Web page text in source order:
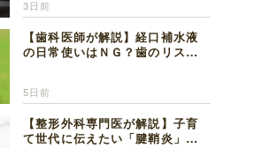
3日前
【歯科医師が解説】経口補水液
の日常使いはＮＧ？歯のリスク
5日前
【整形外科専門医が解説】子育
て世代に伝えたい「腱鞘炎」の